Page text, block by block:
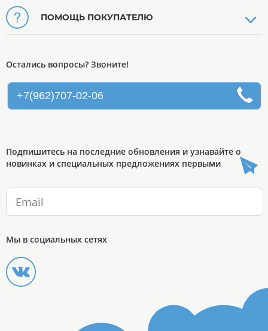
ПОМОЩЬ ПОКУПАТЕЛЮ
Остались вопросы? Звоните!
+7(962)707-02-06
Подпишитесь на последние обновления и узнавайте о
новинках и специальных предложениях первыми
Мы в социальных сетях